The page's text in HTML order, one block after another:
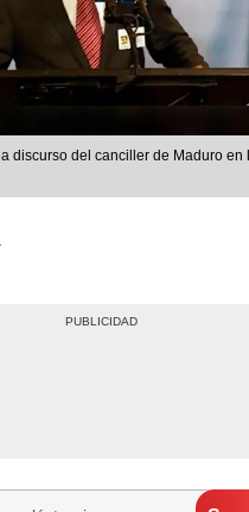
discurso del canciller de Maduro en